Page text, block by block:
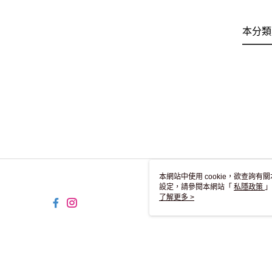
本分
本網站中使用 cookie，欲查詢有
設定，請參閱本網站「 私隱政策
用 cookie。
了解更多 >